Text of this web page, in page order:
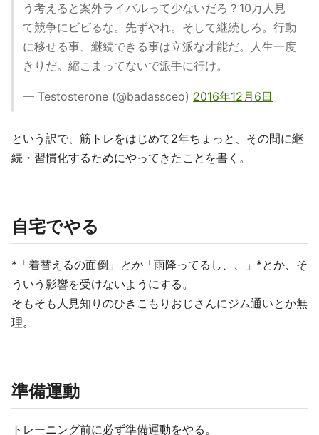
う考えると案外ライバルって少ないだろ？10万人見
て競争にビビるな。先ずやれ。そして継続しろ。行動
に移せる事、継続できる事は立派な才能だ。人生一度
きりだ。縮こまってないで派手に行け。
— Testosterone (@badassceo) 2016年12月6日
という訳で、筋トレをはじめて2年ちょっと、その間に継
続・習慣化するためにやってきたことを書く。
自宅でやる
*「着替えるの面倒」 とか「雨降ってるし、、」*とか、そ
ういう影響を受けないようにする。
そもそも人見知りのひきこもりおじさんにジム通いとか無
理。
準備運動
トレーニング前に必ず準備運動をやる。